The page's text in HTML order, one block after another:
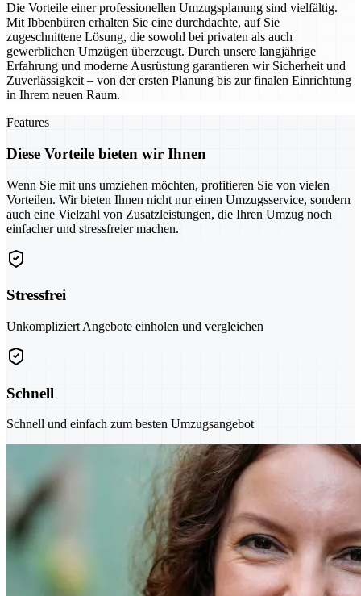
Die Vorteile einer professionellen Umzugsplanung sind vielfältig.
Mit Ibbenbüren erhalten Sie eine durchdachte, auf Sie
zugeschnittene Lösung, die sowohl bei privaten als auch
gewerblichen Umzügen überzeugt. Durch unsere langjährige
Erfahrung und moderne Ausrüstung garantieren wir Sicherheit und
Zuverlässigkeit – von der ersten Planung bis zur finalen Einrichtung
in Ihrem neuen Raum.
Features
Diese Vorteile bieten wir Ihnen
Wenn Sie mit uns umziehen möchten, profitieren Sie von vielen
Vorteilen. Wir bieten Ihnen nicht nur einen Umzugsservice, sondern
auch eine Vielzahl von Zusatzleistungen, die Ihren Umzug noch
einfacher und stressfreier machen.
Stressfrei
Unkompliziert Angebote einholen und vergleichen
Schnell
Schnell und einfach zum besten Umzugsangebot